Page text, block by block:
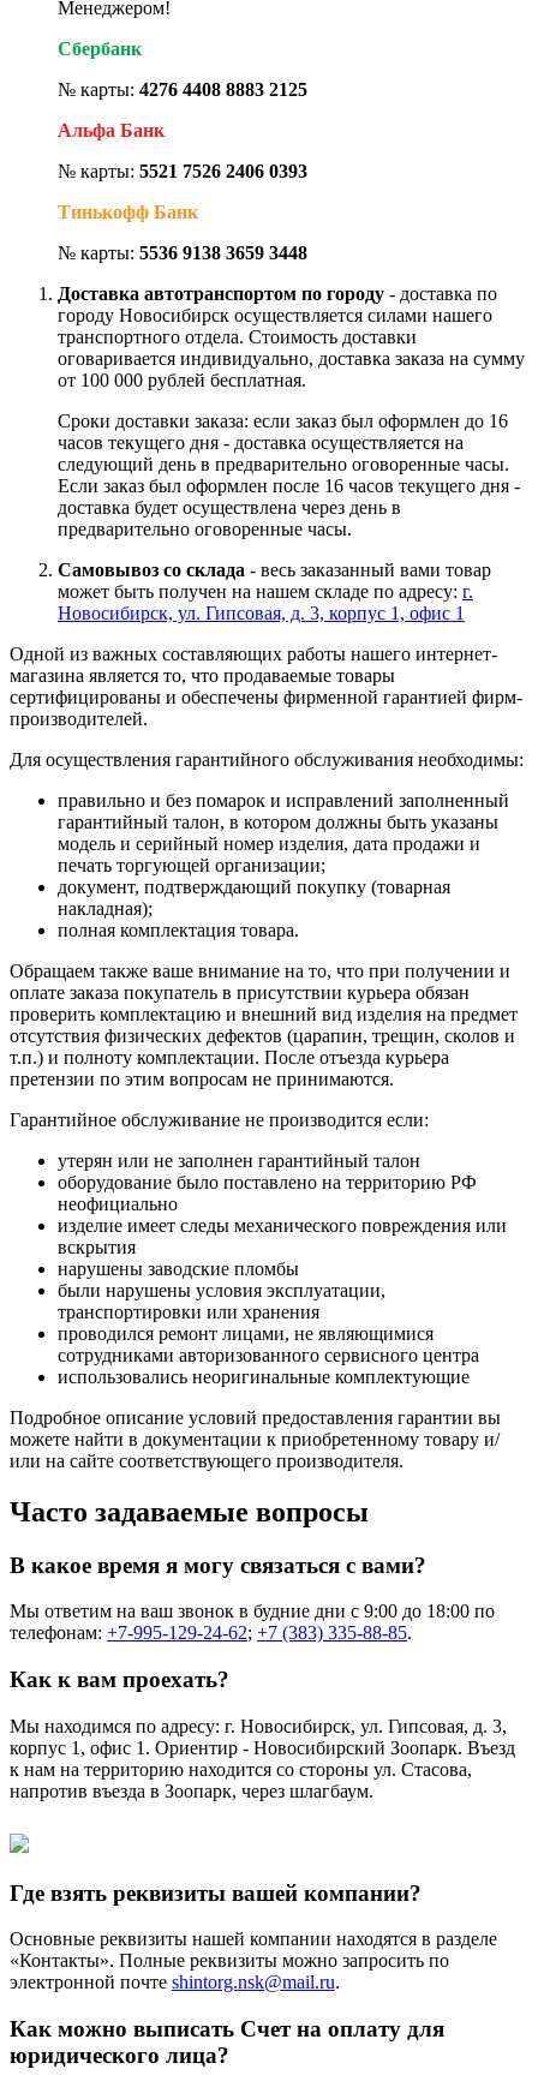
Менеджером!
Сбербанк
№ карты: 4276 4408 8883 2125
Альфа Банк
№ карты: 5521 7526 2406 0393
Тинькофф Банк
№ карты: 5536 9138 3659 3448
Доставка автотранспортом по городу - доставка по
городу Новосибирск осуществляется силами нашего
транспортного отдела. Стоимость доставки
оговаривается индивидуально, доставка заказа на сумму
от 100 000 рублей бесплатная.
Сроки доставки заказа: если заказ был оформлен до 16
часов текущего дня - доставка осуществляется на
следующий день в предварительно оговоренные часы.
Если заказ был оформлен после 16 часов текущего дня -
доставка будет осуществлена через день в
предварительно оговоренные часы.
Самовывоз со склада - весь заказанный вами товар
может быть получен на нашем складе по адресу: г.
Новосибирск, ул. Гипсовая, д. 3, корпус 1, офис 1
Одной из важных составляющих работы нашего интернет-
магазина является то, что продаваемые товары
сертифицированы и обеспечены фирменной гарантией фирм-
производителей.
Для осуществления гарантийного обслуживания необходимы:
правильно и без помарок и исправлений заполненный
гарантийный талон, в котором должны быть указаны
модель и серийный номер изделия, дата продажи и
печать торгующей организации;
документ, подтверждающий покупку (товарная
накладная);
полная комплектация товара.
Обращаем также ваше внимание на то, что при получении и
оплате заказа покупатель в присутствии курьера обязан
проверить комплектацию и внешний вид изделия на предмет
отсутствия физических дефектов (царапин, трещин, сколов и
т.п.) и полноту комплектации. После отъезда курьера
претензии по этим вопросам не принимаются.
Гарантийное обслуживание не производится если:
утерян или не заполнен гарантийный талон
оборудование было поставлено на территорию РФ
неофициально
изделие имеет следы механического повреждения или
вскрытия
нарушены заводские пломбы
были нарушены условия эксплуатации,
транспортировки или хранения
проводился ремонт лицами, не являющимися
сотрудниками авторизованного сервисного центра
использовались неоригинальные комплектующие
Подробное описание условий предоставления гарантии вы
можете найти в документации к приобретенному товару и/
или на сайте соответствующего производителя.
Часто задаваемые вопросы
В какое время я могу связаться с вами?
Мы ответим на ваш звонок в будние дни с 9:00 до 18:00 по
телефонам: +7-995-129-24-62; +7 (383) 335-88-85.
Как к вам проехать?
Мы находимся по адресу: г. Новосибирск, ул. Гипсовая, д. 3,
корпус 1, офис 1. Ориентир - Новосибирский Зоопарк. Въезд
к нам на территорию находится со стороны ул. Стасова,
напротив въезда в Зоопарк, через шлагбаум.
Где взять реквизиты вашей компании?
Основные реквизиты нашей компании находятся в разделе
«Контакты». Полные реквизиты можно запросить по
электронной почте shintorg.nsk@mail.ru.
Как можно выписать Счет на оплату для
юридического лица?